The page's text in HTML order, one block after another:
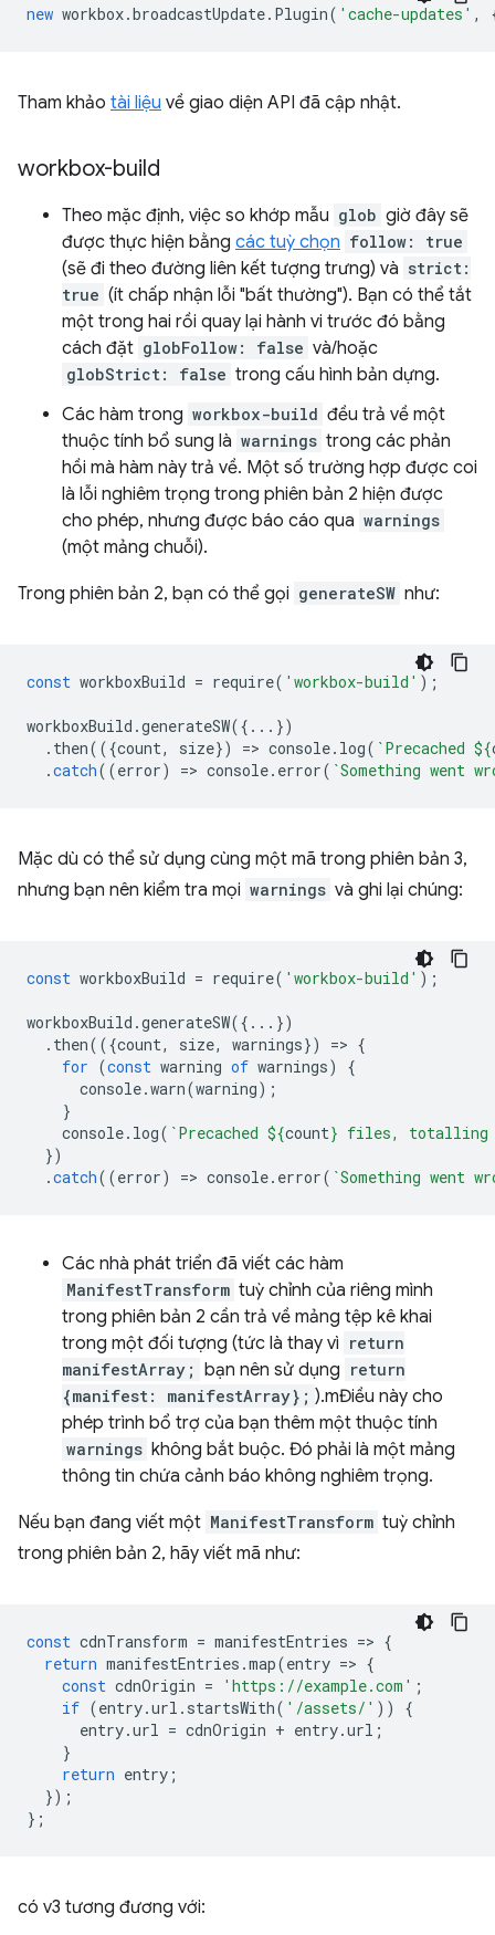
new workbox.broadcastUpdate. Plugin( 'cache-updates' ,
Tham khảo tài liệu về giao diện API đã cập nhật.
workbox-build
Theo mặc định, việc so khớp mẫu glob giờ đây sẽ
được thực hiện bằng các tuỳ chọn follow: true
(sẽ đi theo đường liên kết tượng trưng) và strict:
true (ít chấp nhận lỗi "bất thường"). Bạn có thể tắt
một trong hai rồi quay lại hành vi trước đó bằng
cách đặt globFollow: false và/hoặc
globStrict: false trong cấu hình bản dựng.
Các hàm trong workbox-build đều trả về một
thuộc tính bổ sung là warnings trong các phản
hồi mà hàm này trả về. Một số trường hợp được coi
là lỗi nghiêm trọng trong phiên bản 2 hiện được
cho phép, nhưng được báo cáo qua warnings
(một mảng chuỗi).
Trong phiên bản 2, bạn có thể gọi generateSW như:
const workboxBuild = require( 'workbox-build' );
workboxBuild .generateSW({...})
. then(({count, size}) => console. log( `Precached ${
.catch((error) => console. error( `Something went
Mặc dù có thể sử dụng cùng một mã trong phiên bản 3,
nhưng bạn nên kiểm tra mọi warnings và ghi lại chúng:
const workboxBuild = require( 'workbox-build' );
workboxBuild .generateSW({...})
. then(({count, size, warnings}) => {
for (const warning of warnings)
{
console.warn(warning);
}
console. log( `Precached ${count} files,
})
.catch((error) => console. error( `Something went
Các nhà phát triển đã viết các hàm
ManifestTransform tuỳ chỉnh của riêng mình
trong phiên bản 2 cần trả về mảng tệp kê khai
trong một đối tượng (tức là thay vì return
manifestArray; bạn nên sử dụng return
{manifest: manifestArray}; ).mĐiều này cho
phép trình bổ trợ của bạn thêm một thuộc tính
warnings không bắt buộc. Đó phải là một mảng
thông tin chứa cảnh báo không nghiêm trọng.
Nếu bạn đang viết một ManifestTransform tuỳ chỉnh
trong phiên bản 2, hãy viết mã như:
const cdnTransform = manifestEntries => {
return manifestEntries .map(entry => {
const cdnOrigin = 'https://example.com' ;
if (entry.url . startsWith( '/assets/' ))
{
entry.url = cdnOrigin + entry.url ;
}
return entry ;
});
};
có v3 tương đương với: